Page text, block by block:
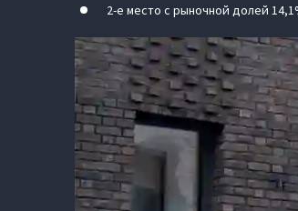
2-е место с рыночной долей